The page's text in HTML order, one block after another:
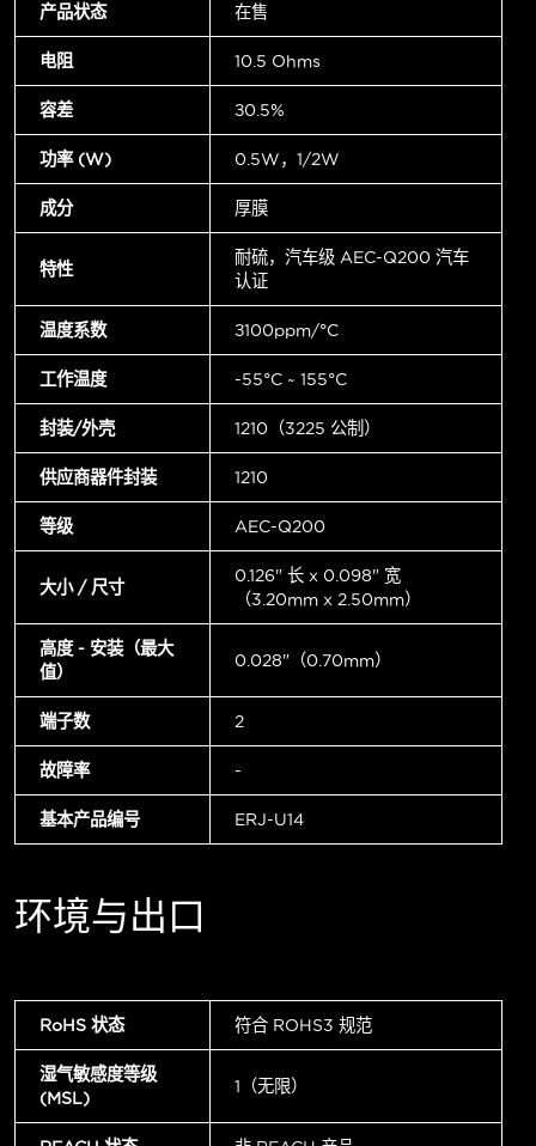
产品状态 在售
电阻 10.5 Ohms
容差 ±0.5%
功率 (W) 0.5W，1/2W
成分 厚膜
特性
耐硫，汽车级 AEC-Q200 汽车
认证
温度系数 ±100ppm/°C
工作温度 -55°C ~ 155°C
封装/外壳 1210（3225 公制）
供应商器件封装 1210
等级 AEC-Q200
大小 / 尺寸
0.126" 长 x 0.098" 宽
（3.20mm x 2.50mm）
高度 - 安装（最大
值）
0.028"（0.70mm）
端子数 2
故障率 -
基本产品编号 ERJ-U14
环境与出口
RoHS 状态 符合 ROHS3 规范
湿气敏感度等级
(MSL)
1（无限）